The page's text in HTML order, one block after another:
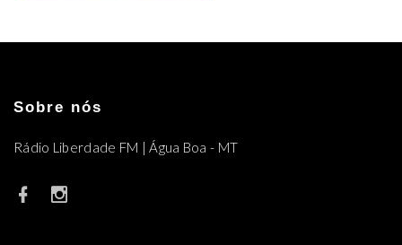
Sobre nós
Rádio Liberdade FM | Água Boa - MT